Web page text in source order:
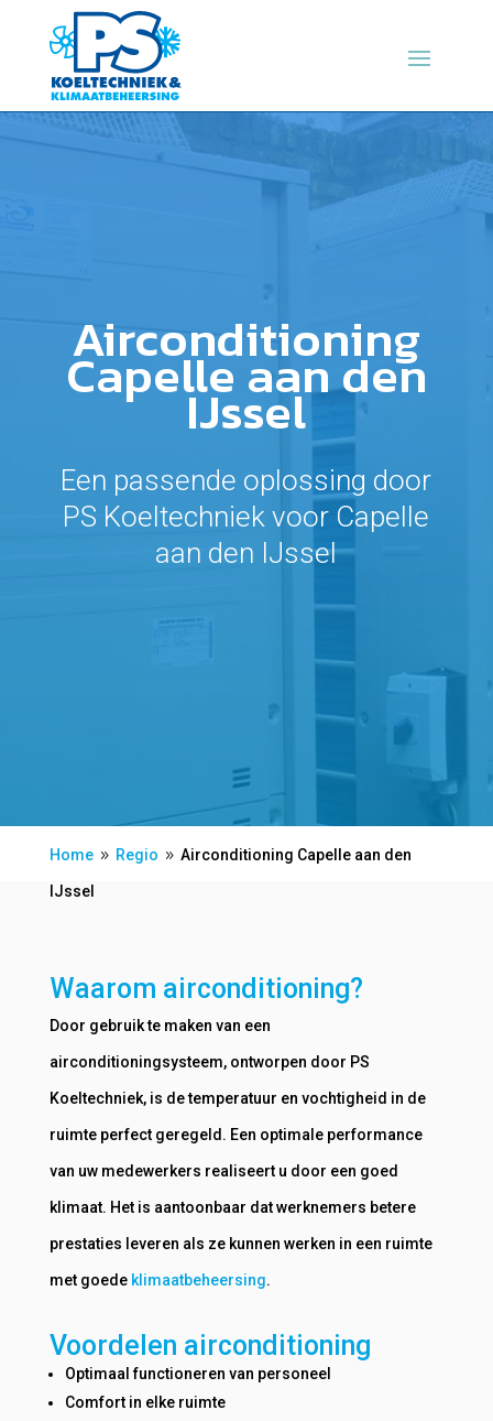
Airconditioning
Capelle aan den
IJssel
Een passende oplossing door
PS Koeltechniek voor Capelle
aan den IJssel
Home 9 Regio 9 Airconditioning Capelle aan den
IJssel
Waarom airconditioning?
Door gebruik te maken van een
airconditioningsysteem, ontworpen door PS
Koeltechniek, is de temperatuur en vochtigheid in de
ruimte perfect geregeld. Een optimale performance
van uw medewerkers realiseert u door een goed
klimaat. Het is aantoonbaar dat werknemers betere
prestaties leveren als ze kunnen werken in een ruimte
met goede klimaatbeheersing.
Voordelen airconditioning
Optimaal functioneren van personeel
Comfort in elke ruimte